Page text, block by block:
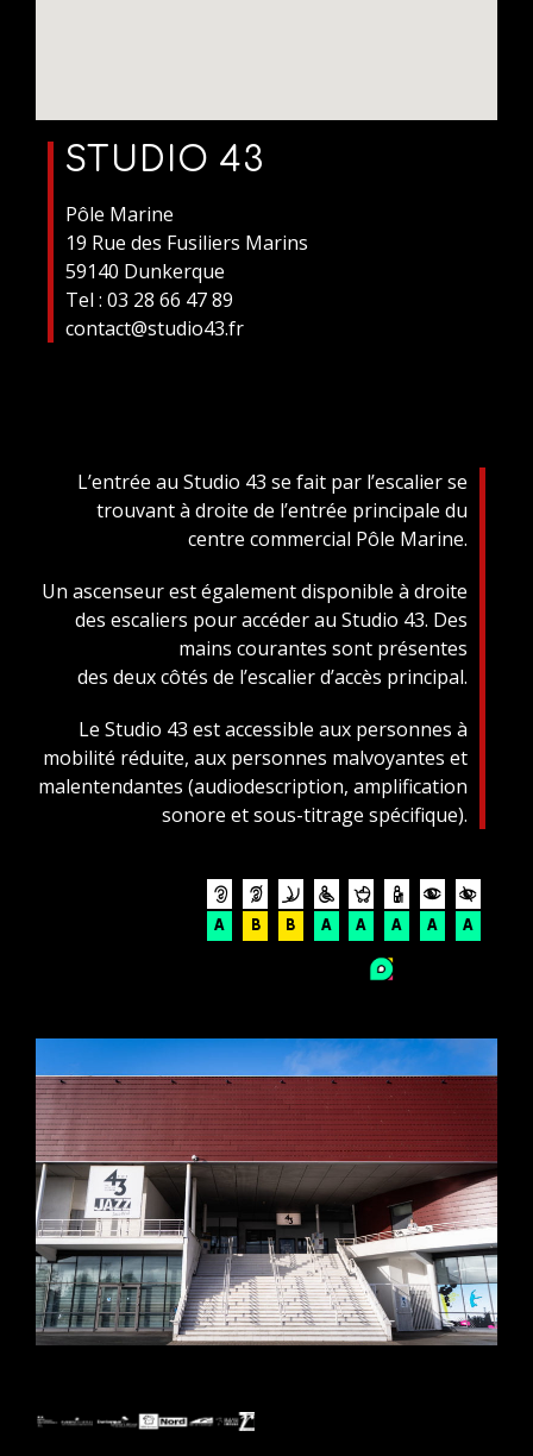
STUDIO 43
Pôle Marine
19 Rue des Fusiliers Marins
59140 Dunkerque
Tel : 03 28 66 47 89
contact@studio43.fr
L’entrée au Studio 43 se fait par l’escalier se
trouvant à droite de l’entrée principale du
centre commercial Pôle Marine.
Un ascenseur est également disponible à droite
des escaliers pour accéder au Studio 43. Des
mains courantes sont présentes
des deux côtés de l’escalier d’accès principal.
Le Studio 43 est accessible aux personnes à
mobilité réduite, aux personnes malvoyantes et
malentendantes (audiodescription, amplification
sonore et sous-titrage spécifique).